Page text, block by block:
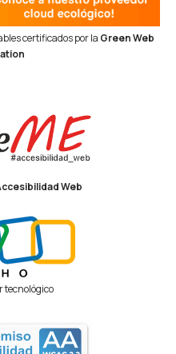
certificados por la Green Web
Web
tecnológico